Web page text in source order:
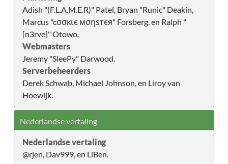
Adish "(F.L.A.M.E.R)" Patel, Bryan "Runic" Deakin,
Marcus "cσσкιє мσηѕтєя" Forsberg, en Ralph "
[n3rve]" Otowo.
Webmasters
Jeremy "SleePy" Darwood.
Serverbeheerders
Derek Schwab, Michael Johnson, en Liroy van
Hoewijk.
Nederlandse vertaling
Nederlandse vertaling
@rjen, Dav999, en LiBen.